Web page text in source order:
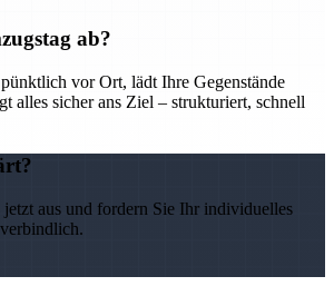
ab?
vor Ort, lädt Ihre Gegenstände
alles sicher ans Ziel – strukturiert, schnell
jetzt aus und fordern Sie Ihr individuelles